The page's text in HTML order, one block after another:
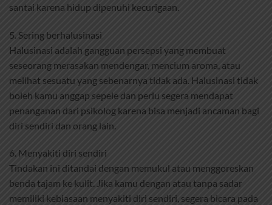
santai karena hidup dipenuhi kecurigaan.
5. Sering berhalusinasi
Halusinasi adalah gangguan persepsi yang membuat
seseorang merasakan mendengar, mencium aroma, atau
melihat sesuatu yang sebenarnya tidak ada. Halusinasi tidak
boleh kamu anggap sepele dan perlu segera mendapat
penanganan dari psikolog karena bisa menjadi ancaman bagi
diri sendiri dan orang lain.
6. Menyakiti diri sendiri
Tindakan ini ditandai dengan memukul atau menggoreskan
benda tajam ke kulit. Jika kamu dengan atau tanpa sadar
memiliki kebiasaan menyakiti diri sendiri, segera bicara pada